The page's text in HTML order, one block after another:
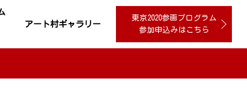
アート村ギャラリー
東京2020参画プログラム
参加申込みはこちら